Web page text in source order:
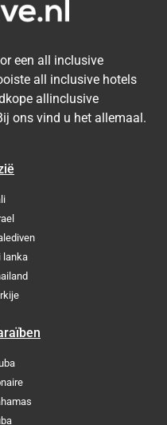
een all inclusive
all inclusive hotels
allinclusive
ons vind u het allemaal.
lanka